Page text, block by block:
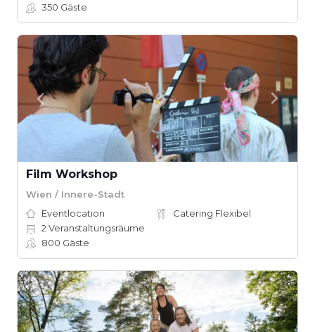
350 Gäste
Film Workshop
Wien / Innere-Stadt
Eventlocation
Catering Flexibel
2 Veranstaltungsräume
800 Gäste